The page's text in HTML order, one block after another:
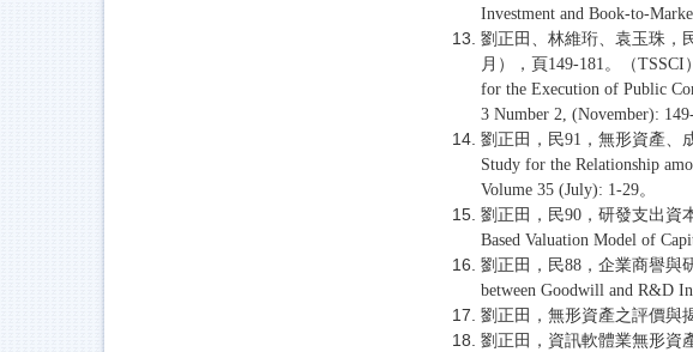
Investment and Book-to-
劉正田、林維珩、袁玉珠，
月），頁149-181。（TSSCI
for the Execution of Public
3 Number 2, (November):
劉正田，民91，無形資產、
Study for the Relationship
Volume 35 (July): 1-29。
劉正田，民90，研發支出資
Based Valuation Model of
劉正田，民88，企業商譽與
between Goodwill and R&D
劉正田，無形資產之評價與
劉正田，資訊軟體業無形資